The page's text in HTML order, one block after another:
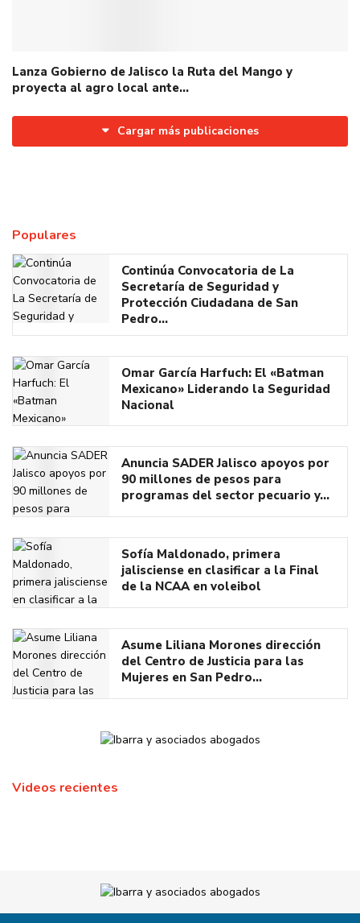
Lanza Gobierno de Jalisco la Ruta del Mango y
proyecta al agro local ante…
Cargar más publicaciones
Populares
Continúa Convocatoria de La
Secretaría de Seguridad y
Protección Ciudadana de San
Pedro…
Omar García Harfuch: El «Batman
Mexicano» Liderando la Seguridad
Nacional
Anuncia SADER Jalisco apoyos por
90 millones de pesos para
programas del sector pecuario y…
Sofía Maldonado, primera
jalisciense en clasificar a la Final
de la NCAA en voleibol
Asume Liliana Morones dirección
del Centro de Justicia para las
Mujeres en San Pedro…
Videos recientes